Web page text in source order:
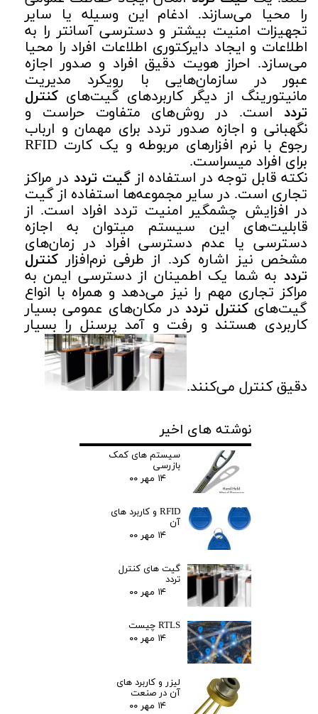
را محیا می‌سازند. ادغام این وسیله یا سایر
تجهیزات امنیت بیشتر و دسترسی آسانتر را به
اطلاعات و ایجاد دایرکتوری اطلاعات افراد را محیا
می‌سازد. احراز هویت دقیق افراد و صدور اجازه
عبور در سازمان‌هایی با رویکرد مدیریت
مانیتورینگ از دیگر کاربردهای گیت‌های کنترل
تردد است. در روش‌های متفاوت حراست و
نگهبانی و اجازه صدور تردد برای مهمان و ارباب
رجوع با نرم افزارهای مربوطه و یک کارت RFID
برای افراد میسراست.
نکته قابل توجه در استفاده ازگیت تردد در مراکز
تجاری است. در سایر مجموعه‌ها استفاده از گیت
در افزایش چشمگیر امنیت تردد افراد است. از
قابلیت‌های این سیستم میتوان به اجازه
دسترسی یا عدم دسترسی افراد در زمان‌های
مشخص نیز اشاره کرد. از طرفی نرم‌افزار کنترل
تردد به شما یک اطمینان از دسترسی ایمن به
مراکز تجاری مهم را نیز می‌دهد و همراه با انواع
گیت‌هایکنترل تردد در مکان‌های عمومی بسیار
کاربردی هستند و رفت و آمد پرسنل را بسیار
دقیق کنترل می‌کنند.
نوشته های اخیر
سیستم های کمک
بازرسی
۱۴ مهر ۰۰
RFID و کاربرد های
آن
۱۴ مهر ۰۰
گیت های کنترل
تردد
۱۴ مهر ۰۰
RTLS چیست
۱۴ مهر ۰۰
لیزر و کاربرد های
آن در صنعت
۱۴ مهر ۰۰